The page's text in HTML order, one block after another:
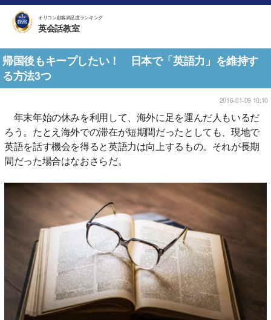
オリコン顧客満足度ランキング
英会話教室
帰国後もキープしたい！ 日本で「英語力」を維持す
る方法3つ
2016-01-09 10:10
年末年始の休みを利用して、海外に足を運んだ人もいるだ
ろう。たとえ海外での滞在が短期間だったとしても、現地で
英語を話す機会を得ると英語力は向上するもの。それが長期
間だった場合はなおさらだ。